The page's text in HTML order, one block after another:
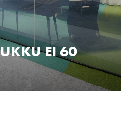
EI 60